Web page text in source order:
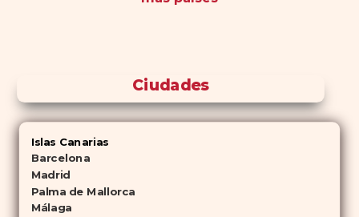
Ciudades
Islas Canarias
Barcelona
Madrid
Palma de Mallorca
Málaga